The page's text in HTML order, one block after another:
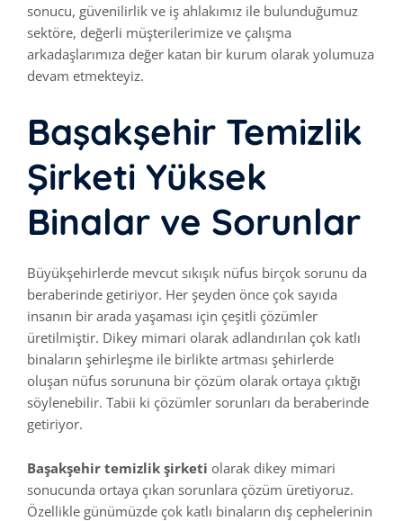
sonucu, güvenilirlik ve iş ahlakımız ile bulunduğumuz
sektöre, değerli müşterilerimize ve çalışma
arkadaşlarımıza değer katan bir kurum olarak yolumuza
devam etmekteyiz.
Başakşehir Temizlik
Şirketi Yüksek
Binalar ve Sorunlar
Büyükşehirlerde mevcut sıkışık nüfus birçok sorunu da
beraberinde getiriyor. Her şeyden önce çok sayıda
insanın bir arada yaşaması için çeşitli çözümler
üretilmiştir. Dikey mimari olarak adlandırılan çok katlı
binaların şehirleşme ile birlikte artması şehirlerde
oluşan nüfus sorununa bir çözüm olarak ortaya çıktığı
söylenebilir. Tabii ki çözümler sorunları da beraberinde
getiriyor.
Başakşehir temizlik şirketi olarak dikey mimari
sonucunda ortaya çıkan sorunlara çözüm üretiyoruz.
Özellikle günümüzde çok katlı binaların dış cephelerinin